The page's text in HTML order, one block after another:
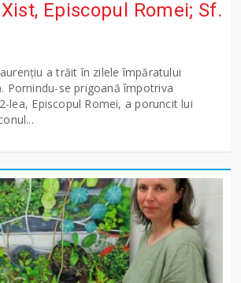
Episcopul Romei; Sf.
a trăit în zilele împăratului
Pornindu-se prigoană împotriva
lea, Episcopul Romei, a poruncit lui